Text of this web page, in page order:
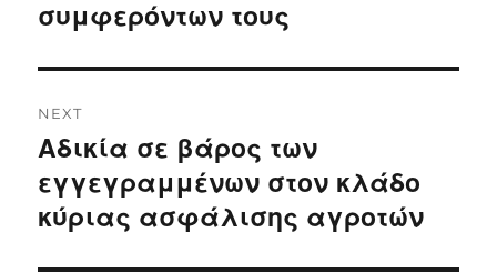
συμφερόντων τους
NEXT
Next
post:
Αδικία σε βάρος των
εγγεγραμμένων στον κλάδο
κύριας ασφάλισης αγροτών